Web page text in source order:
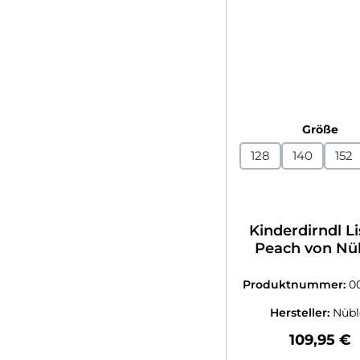
Größe
128 140 152
Kinderdirndl
Peach von
Produktnummer:
Hersteller:
109,95 €